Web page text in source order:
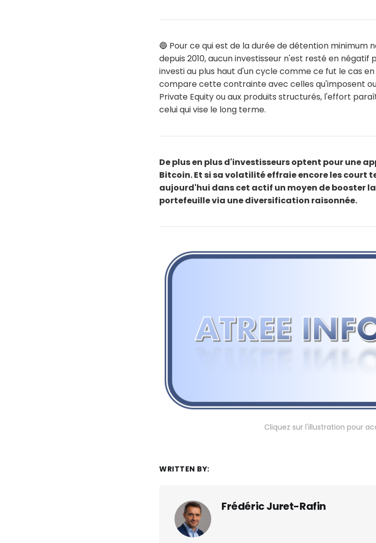
🔵 Pour ce qui est de la durée de détention minimum
depuis 2010, aucun investisseur n'est resté en négatif
investi au plus haut d'un cycle comme ce fut le cas en
compare cette contrainte avec celles qu'imposent
Private Equity ou aux produits structurés, l'effort
celui qui vise le long terme.
De plus en plus d'investisseurs optent pour une
Bitcoin. Et si sa volatilité effraie encore les court
aujourd'hui dans cet actif un moyen de booster
portefeuille via une diversification raisonnée.
Cliquez sur l'illustration pour
WRITTEN BY:
Frédéric Juret-Rafin